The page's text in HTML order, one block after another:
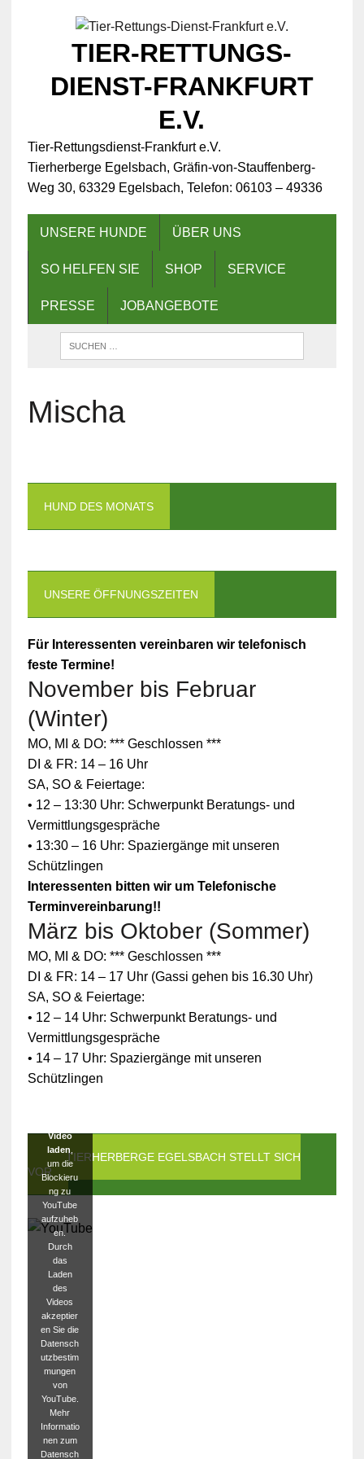
TIER-RETTUNGS-
DIENST-FRANKFURT
E.V.
Tier-Rettungsdienst-Frankfurt e.V.
Tierherberge Egelsbach, Gräfin-von-Stauffenberg-
Weg 30, 63329 Egelsbach, Telefon: 06103 – 49336
UNSERE HUNDE ÜBER UNS
SO HELFEN SIE SHOP SERVICE
PRESSE JOBANGEBOTE
Mischa
HUND DES MONATS
UNSERE ÖFFNUNGSZEITEN
Für Interessenten vereinbaren wir telefonisch
feste Termine!
November bis Februar
(Winter)
MO, MI & DO: *** Geschlossen ***
DI & FR: 14 – 16 Uhr
SA, SO & Feiertage:
• 12 – 13:30 Uhr: Schwerpunkt Beratungs- und
Vermittlungsgespräche
• 13:30 – 16 Uhr: Spaziergänge mit unseren
Schützlingen
Interessenten bitten wir um Telefonische
Terminvereinbarung!!
März bis Oktober (Sommer)
MO, MI & DO: *** Geschlossen ***
DI & FR: 14 – 17 Uhr (Gassi gehen bis 16.30 Uhr)
SA, SO & Feiertage:
• 12 – 14 Uhr: Schwerpunkt Beratungs- und
Vermittlungsgespräche
• 14 – 17 Uhr: Spaziergänge mit unseren
Schützlingen
DIE TIERHERBERGE EGELSBACH STELLT SICH
VOR
Zum
Schutz
Ihrer
persönlic
hen
Daten ist
die
Verbindun
g zu
blockiert
Video
laden
um die
Blockieru
ng zu
YouTube
aufzuheb
en.
Durch
das
Laden
des
Videos
akzeptier
en Sie die
Datensch
utzbestim
mungen
von
YouTube.
Mehr
Informatio
nen zum
Datensch